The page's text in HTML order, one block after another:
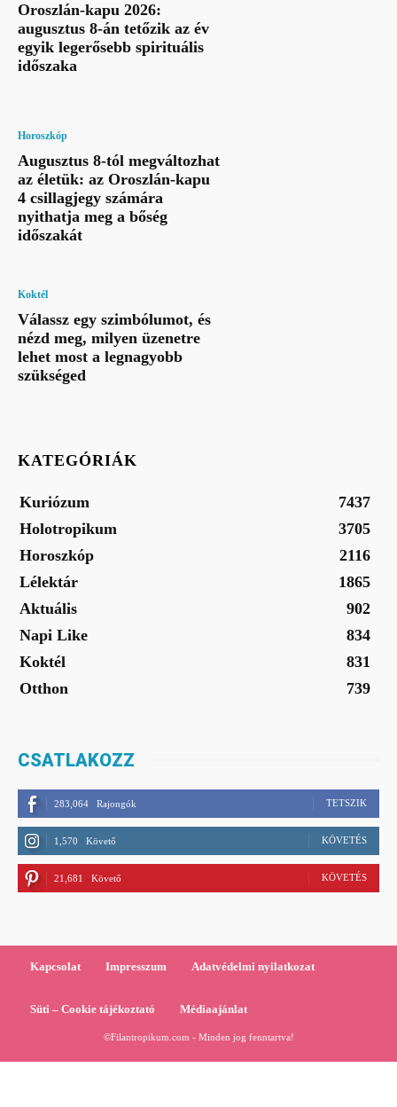
Oroszlán-kapu 2026:
augusztus 8-án tetőzik az év
egyik legerősebb spirituális
időszaka
Horoszkóp
Augusztus 8-tól megváltozhat
az életük: az Oroszlán-kapu
4 csillagjegy számára
nyithatja meg a bőség
időszakát
Koktél
Válassz egy szimbólumot, és
nézd meg, milyen üzenetre
lehet most a legnagyobb
szükséged
KATEGÓRIÁK
Kuriózum
7437
Holotropikum
3705
Horoszkóp
2116
Lélektár
1865
Aktuális
902
Napi Like
834
Koktél
831
Otthon
739
CSATLAKOZZ
283,064 Rajongók TETSZIK
1,570 Követő KÖVETÉS
21,681 Követő KÖVETÉS
Kapcsolat Impresszum Adatvédelmi nyilatkozat
Süti – Cookie tájékoztató Médiaajánlat
©Filantropikum.com - Minden jog fenntartva!